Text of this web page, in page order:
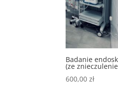
Badanie
(ze
600,00zł